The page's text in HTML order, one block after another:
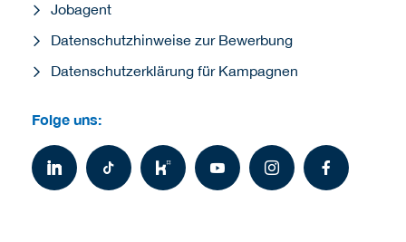
Jobagent
Datenschutzhinweise zur Bewerbung
Datenschutzerklärung für Kampagnen
Folge uns: